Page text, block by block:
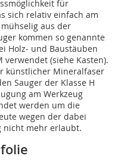
für
sich relativ einfach am
aus der
kommen so genannte
Holz- und Baustäuben
verwendet (siehe Kasten).
künstlicher Mineralfaser
Sauger der Klasse H
am Werkzeug
werden um die
wegen der dabei
nicht mehr erlaubt.